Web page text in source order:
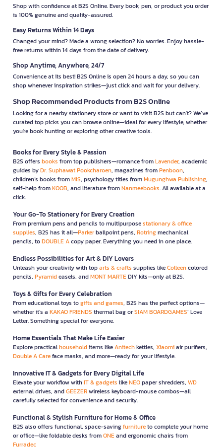
Shop with confidence at B2S Online. Every book, pen, or product you order
is 100% genuine and quality-assured.
Easy Returns Within 14 Days
Changed your mind? Made a wrong selection? No worries. Enjoy hassle-
free returns within 14 days from the date of delivery.
Shop Anytime, Anywhere, 24/7
Convenience at its best! B2S Online is open 24 hours a day, so you can
shop whenever inspiration strikes—just click and wait for your delivery.
Shop Recommended Products from B2S Online
Looking for a nearby stationery store or want to visit B2S but can't? We’ve
curated top picks you can browse online—ideal for every lifestyle, whether
you're book hunting or exploring other creative tools.
Books for Every Style & Passion
B2S offers books from top publishers—romance fromLavender, academic
guides byDr. Suphawat Pookcharoen, magazines fromPenboon,
children’s books fromMIS, psychology titles fromMugunghwa Publishing,
self-help fromKOOB, and literature fromNanmeebooks. All available at a
click.
Your Go-To Stationery for Every Creation
From premium pens and pencils to multipurposestationary & office
supplies, B2S has it all—Parkerballpoint pens, Rotringmechanical
pencils, toDOUBLE Acopy paper. Everything you need in one place.
Endless Possibilities for Art & DIY Lovers
Unleash your creativity with toparts & crafts supplies likeColleencolored
pencils, Pyramideasels, andMONT MARTEDIY kits—only at B2S.
Toys & Gifts for Every Celebration
From educational toys togifts and games, B2S has the perfect options—
whether it’s a KAKAO FRIENDS thermal bag orSIAM BOARDGAMES’ Love
Letter. Something special for everyone.
Home Essentials That Make Life Easier
Explore practicalhouseholditems likeAnitechkettles, Xiaomiair purifiers,
Double A Careface masks, and more—ready for your lifestyle.
Innovative IT & Gadgets for Every Digital Life
Elevate your workflow withIT & gadgets likeNEOpaper shredders, WD
external drives, andGEEZERwireless keyboard-mouse combos—all
carefully selected for convenience and security.
Functional & Stylish Furniture for Home & Office
B2S also offers functional, space-savingfurnitureto complete your home
or office—like foldable desks fromONEand ergonomic chairs from
Furradec